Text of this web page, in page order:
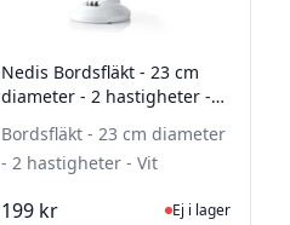
Nedis Bordsfläkt - 23 cm
diameter - 2 hastigheter -
Bordsfläkt - 23 cm diameter
- 2 hastigheter - Vit
199 kr Ej i lager, besök
Ej i lager